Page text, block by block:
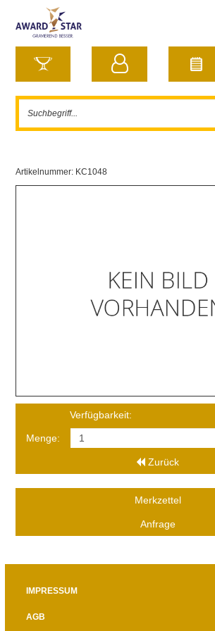
Artikelnummer: KC1048
Verfügbarkeit:
Menge:
Zurück
Merkzettel
Anfrage
IMPRESSUM
AGB